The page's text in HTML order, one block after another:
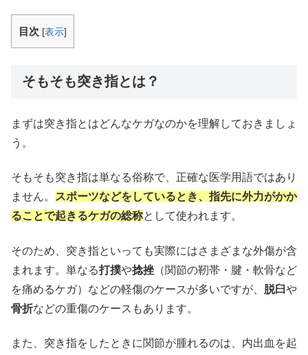
目次 [表示]
そもそも突き指とは？
まずは突き指とはどんなケガなのかを理解しておきましょ
う。
そもそも突き指は単なる俗称で、正確な医学用語ではあり
ません。
スポーツなどをしているとき、指先に外力がかか
ることで起きるケガの総称として使われます。
そのため、突き指といっても実際にはさまざまな外傷が含
まれます。単なる打撲や捻挫 （関節の靭帯・腱・軟骨など
を痛めるケガ）などの軽傷のケースが多いですが、 脱臼や
骨折などの重傷のケースもあります。
また、突き指をしたときに関節が腫れるのは、内出血を起